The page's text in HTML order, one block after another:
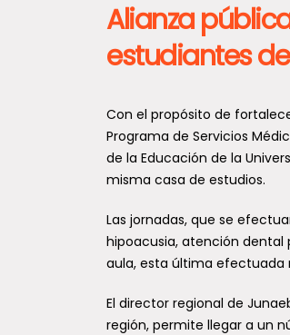
Alianza
estudiantes
Con el propósito de
Programa de Servicios
de la Educación de la
misma casa de estudios.
Las jornadas, que se
hipoacusia, atención dental
aula, esta última efectuada
El director regional de
región, permite llegar a un